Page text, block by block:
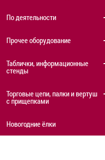
По деятельности
Прочее оборудование
Таблички, информационные
стенды
Торговые цепи, палки и вертушки
с прищепками
Новогодние ёлки